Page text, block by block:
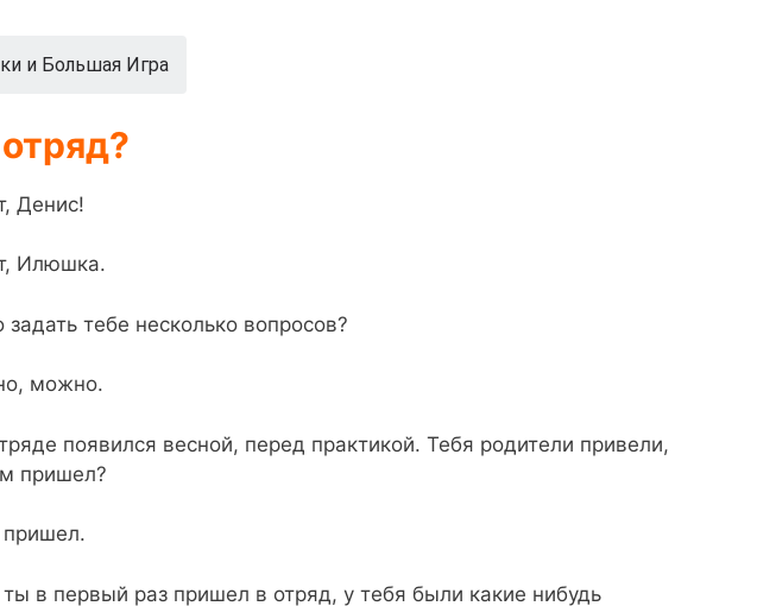
и Большая Игра
Денис!
Илюшка.
тебе несколько вопросов?
можно.
появился весной, перед практикой. Тебя родители привели,
пришел?
в первый раз пришел в отряд, у тебя были какие нибудь